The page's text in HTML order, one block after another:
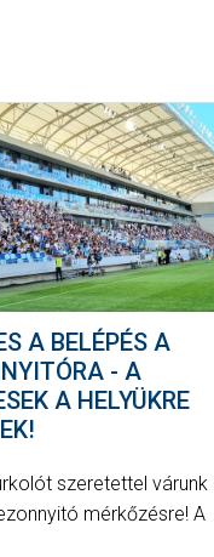
A BELÉPÉS A
- A
A HELYÜKRE
szeretettel várunk
mérkőzésre! A